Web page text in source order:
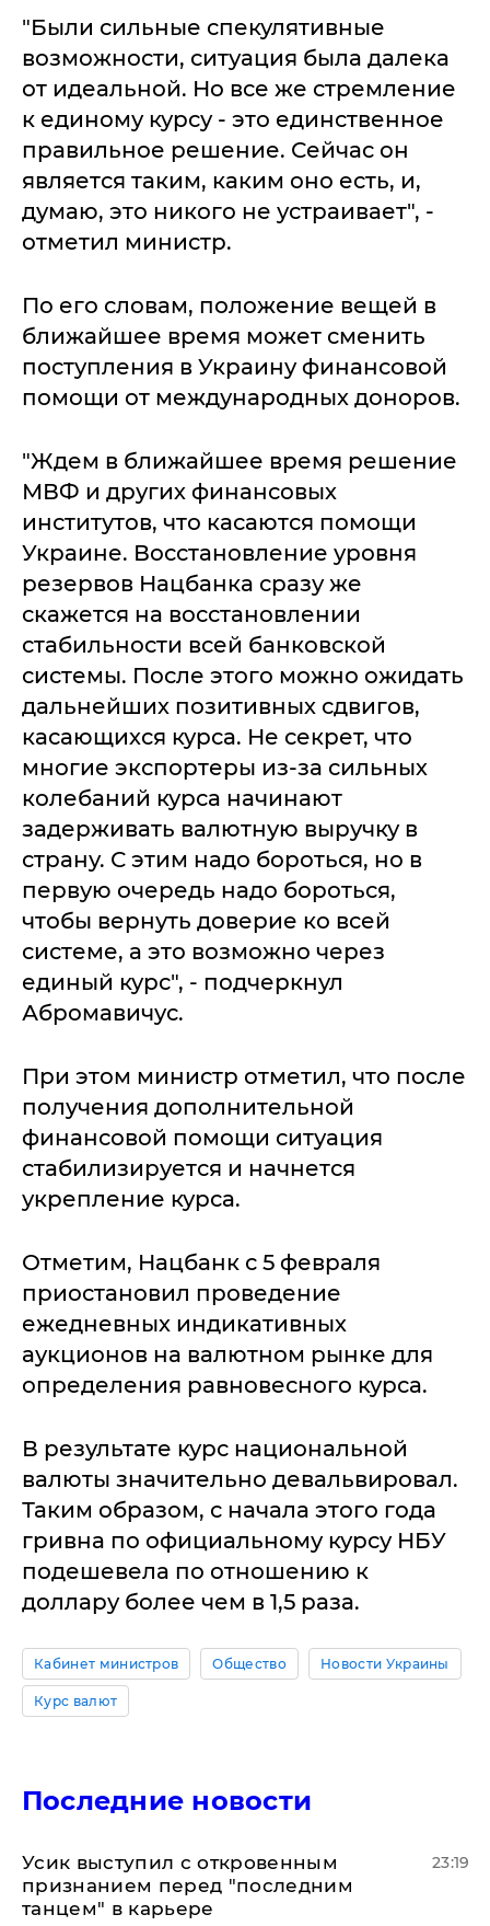
"Были сильные спекулятивные
возможности, ситуация была далека
от идеальной. Но все же стремление
к единому курсу - это единственное
правильное решение. Сейчас он
является таким, каким оно есть, и,
думаю, это никого не устраивает", -
отметил министр.
По его словам, положение вещей в
ближайшее время может сменить
поступления в Украину финансовой
помощи от международных доноров.
"Ждем в ближайшее время решение
МВФ и других финансовых
институтов, что касаются помощи
Украине. Восстановление уровня
резервов Нацбанка сразу же
скажется на восстановлении
стабильности всей банковской
системы. После этого можно ожидать
дальнейших позитивных сдвигов,
касающихся курса. Не секрет, что
многие экспортеры из-за сильных
колебаний курса начинают
задерживать валютную выручку в
страну. С этим надо бороться, но в
первую очередь надо бороться,
чтобы вернуть доверие ко всей
системе, а это возможно через
единый курс", - подчеркнул
Абромавичус.
При этом министр отметил, что после
получения дополнительной
финансовой помощи ситуация
стабилизируется и начнется
укрепление курса.
Отметим, Нацбанк с 5 февраля
приостановил проведение
ежедневных индикативных
аукционов на валютном рынке для
определения равновесного курса.
В результате курс национальной
валюты значительно девальвировал.
Таким образом, с начала этого года
гривна по официальному курсу НБУ
подешевела по отношению к
доллару более чем в 1,5 раза.
Кабинет министров Общество Новости Украины
Курс валют
Последние новости
Усик выступил с откровенным
признанием перед "последним
танцем" в карьере
23:19